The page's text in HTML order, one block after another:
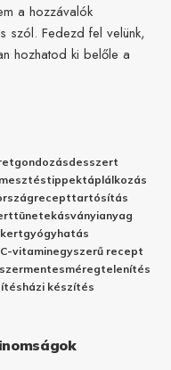
a hozzávalók
szól. Fedezd fel velünk,
hozhatod ki belőle a
gondozásdesszert
tippektáplálkozás
recepttartósítás
tünetekásványianyag
gyógyhatás
C-vitaminegyszerű recept
méregtelenítés
házi készítés